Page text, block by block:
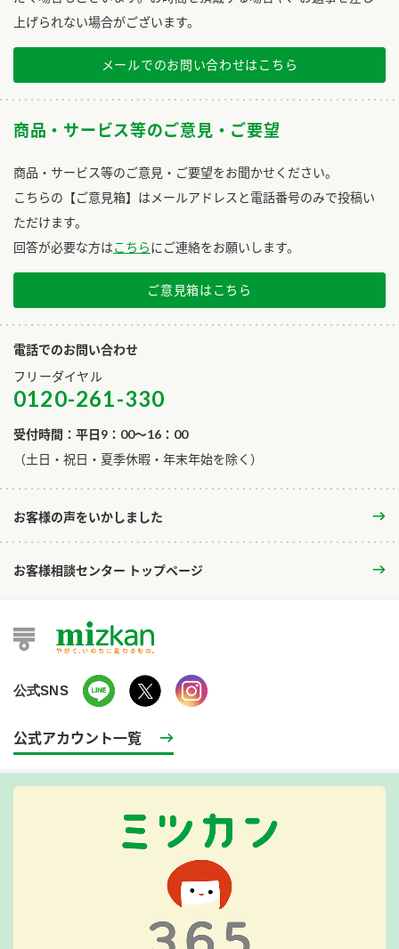
上げられない場合がございます。
メールでのお問い合わせはこちら
商品・サービス等のご意見・ご要望
商品・サービス等のご意見・ご要望をお聞かせください。
こちらの【ご意見箱】はメールアドレスと電話番号のみで投稿い
ただけます。
回答が必要な方はこちらにご連絡をお願いします。
ご意見箱はこちら
電話でのお問い合わせ
フリーダイヤル
0120-261-330
受付時間：平日9：00～16：00
​（土日・祝日・夏季休暇・年末年始を除く）
お客様の声をいかしました
お客様相談センター トップページ
公式SNS
公式アカウント一覧